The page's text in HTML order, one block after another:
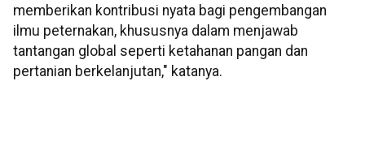
memberikan kontribusi nyata bagi pengembangan
ilmu peternakan, khususnya dalam menjawab
tantangan global seperti ketahanan pangan dan
pertanian berkelanjutan," katanya.